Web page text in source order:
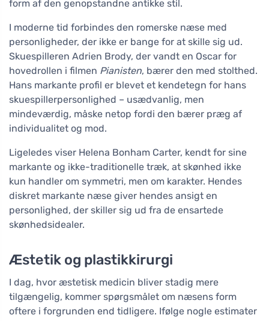
form af den genopstandne antikke stil.
I moderne tid forbindes den romerske næse med
personligheder, der ikke er bange for at skille sig ud.
Skuespilleren Adrien Brody, der vandt en Oscar for
hovedrollen i filmen Pianisten, bærer den med stolthed.
Hans markante profil er blevet et kendetegn for hans
skuespillerpersonlighed – usædvanlig, men
mindeværdig, måske netop fordi den bærer præg af
individualitet og mod.
Ligeledes viser Helena Bonham Carter, kendt for sine
markante og ikke-traditionelle træk, at skønhed ikke
kun handler om symmetri, men om karakter. Hendes
diskret markante næse giver hendes ansigt en
personlighed, der skiller sig ud fra de ensartede
skønhedsidealer.
Æstetik og plastikkirurgi
I dag, hvor æstetisk medicin bliver stadig mere
tilgængelig, kommer spørgsmålet om næsens form
oftere i forgrunden end tidligere. Ifølge nogle estimater